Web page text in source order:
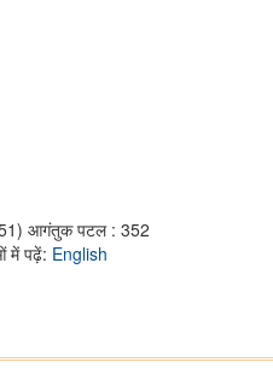
आगंतुक पटल : 352
में पढ़ें: English